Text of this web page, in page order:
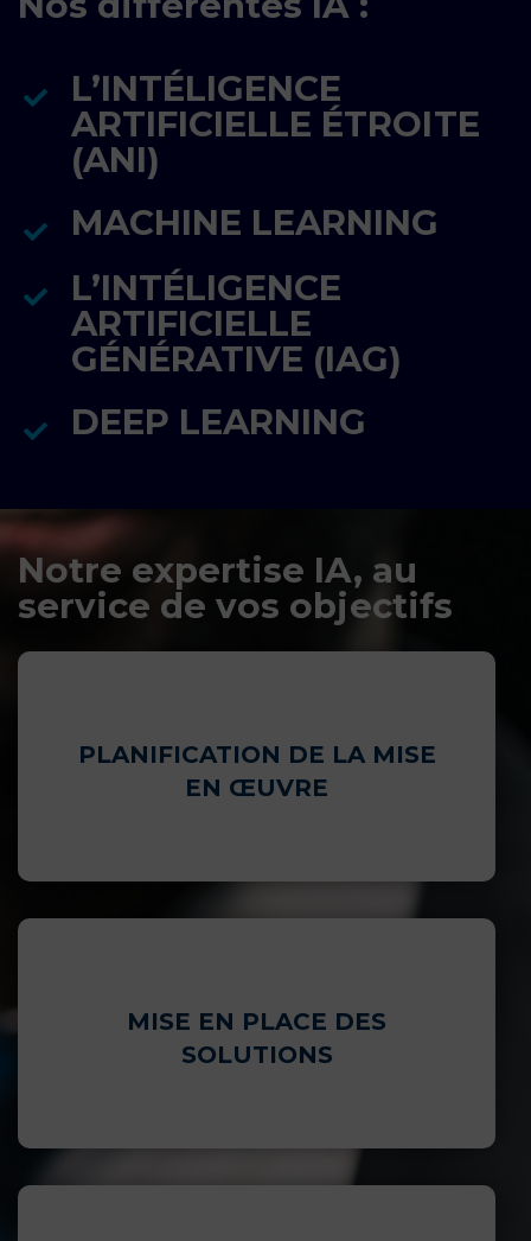
L’INTÉLIGENCE
ARTIFICIELLE ÉTROITE
(ANI)
MACHINE LEARNING
L’INTÉLIGENCE
ARTIFICIELLE
GÉNÉRATIVE (IAG)
DEEP LEARNING
Notre expertise IA, au
service de vos objectifs
PLANIFICATION DE LA MISE
EN ŒUVRE
MISE EN PLACE DES
SOLUTIONS